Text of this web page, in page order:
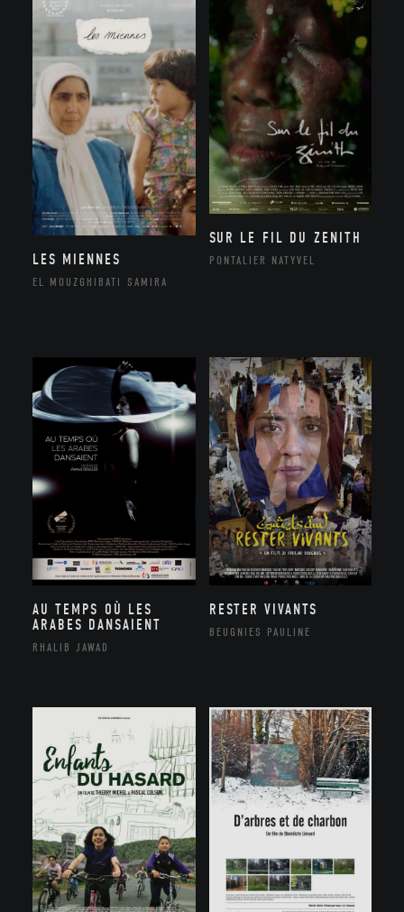
LES MIENNES
EL MOUZGHIBATI SAMIRA
SUR LE FIL DU ZENITH
PONTALIER NATYVEL
AU TEMPS OÙ LES
ARABES DANSAIENT
RHALIB JAWAD
RESTER VIVANTS
BEUGNIES PAULINE